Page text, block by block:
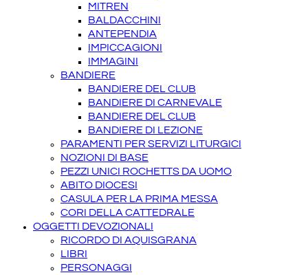
MITREN
BALDACCHINI
ANTEPENDIA
IMPICCAGIONI
IMMAGINI
BANDIERE
BANDIERE DEL CLUB
BANDIERE DI CARNEVALE
BANDIERE DEL CLUB
BANDIERE DI LEZIONE
PARAMENTI PER SERVIZI LITURGICI
NOZIONI DI BASE
PEZZI UNICI ROCHETTS DA UOMO
ABITO DIOCESI
CASULA PER LA PRIMA MESSA
CORI DELLA CATTEDRALE
OGGETTI DEVOZIONALI
RICORDO DI AQUISGRANA
LIBRI
PERSONAGGI